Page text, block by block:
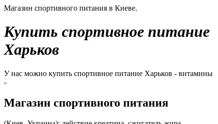
Магазин спортивного питания в Киеве.
Купить спортивное питание
Харьков
У нас можно купить спортивное питание Харьков - витамины
-
Магазин спортивного питания